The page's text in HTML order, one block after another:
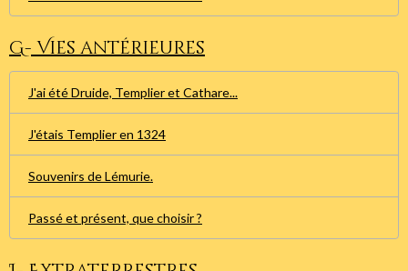
G- Vies antérieures
J'ai été Druide, Templier et Cathare...
J'étais Templier en 1324
Souvenirs de Lémurie.
Passé et présent, que choisir ?